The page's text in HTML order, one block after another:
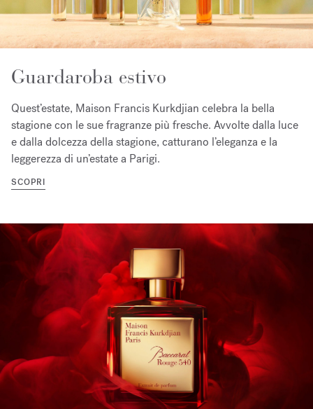
Guardaroba estivo
Quest’estate, Maison Francis Kurkdjian celebra la bella
stagione con le sue fragranze più fresche. Avvolte dalla luce
e dalla dolcezza della stagione, catturano l’eleganza e la
leggerezza di un’estate a Parigi.
SCOPRI